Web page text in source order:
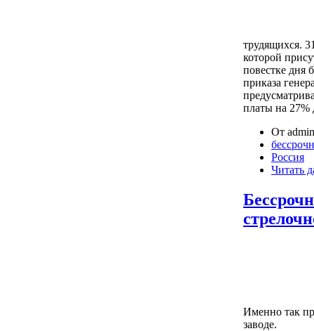
трудящихся.
которой
повестке
приказа
платы на 27%
От
Россия
Читать
Именно так
заводе.